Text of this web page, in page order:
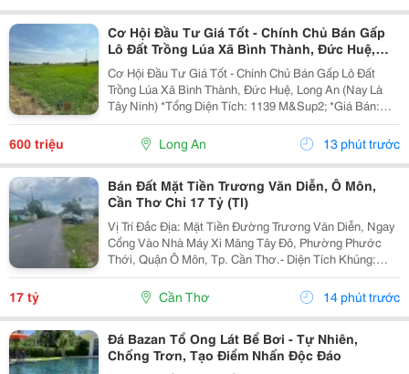
Cơ Hội Đầu Tư Giá Tốt - Chính Chủ Bán Gấp
Lô Đất Trồng Lúa Xã Bình Thành, Đức Huệ,
Long An
Cơ Hội Đầu Tư Giá Tốt - Chính Chủ Bán Gấp Lô Đất
Trồng Lúa Xã Bình Thành, Đức Huệ, Long An (Nay Là
Tây Ninh) *Tổng Diện Tích: 1139 M&Sup2; *Giá Bán:
600Triệu (Có Thương Lượng). **Ưu Điểm: - Đất Bằng
Phẳng, Thuận Tiện Sản Xuất Nông Nghiệp. -...
600 triệu Long An 13 phút trước
Bán Đất Mặt Tiền Trương Văn Diễn, Ô Môn,
Cần Thơ Chỉ 17 Tỷ (Tl)
Vị Trí Đắc Địa: Mặt Tiền Đường Trương Văn Diễn, Ngay
Cổng Vào Nhà Máy Xi Măng Tây Đô, Phường Phước
Thới, Quận Ô Môn, Tp. Cần Thơ.- Diện Tích Khủng:
3.830M&Sup2; (2 Sổ)- Giá Bán: 17 Tỷ (Thương Lượng)-
Pháp Lý: Sổ Hồng Riêng, Sang Tên Nhanh- Lộ Giới:...
17 tỷ Cần Thơ 14 phút trước
Đá Bazan Tổ Ong Lát Bể Bơi - Tự Nhiên,
Chống Trơn, Tạo Điểm Nhấn Độc Đáo